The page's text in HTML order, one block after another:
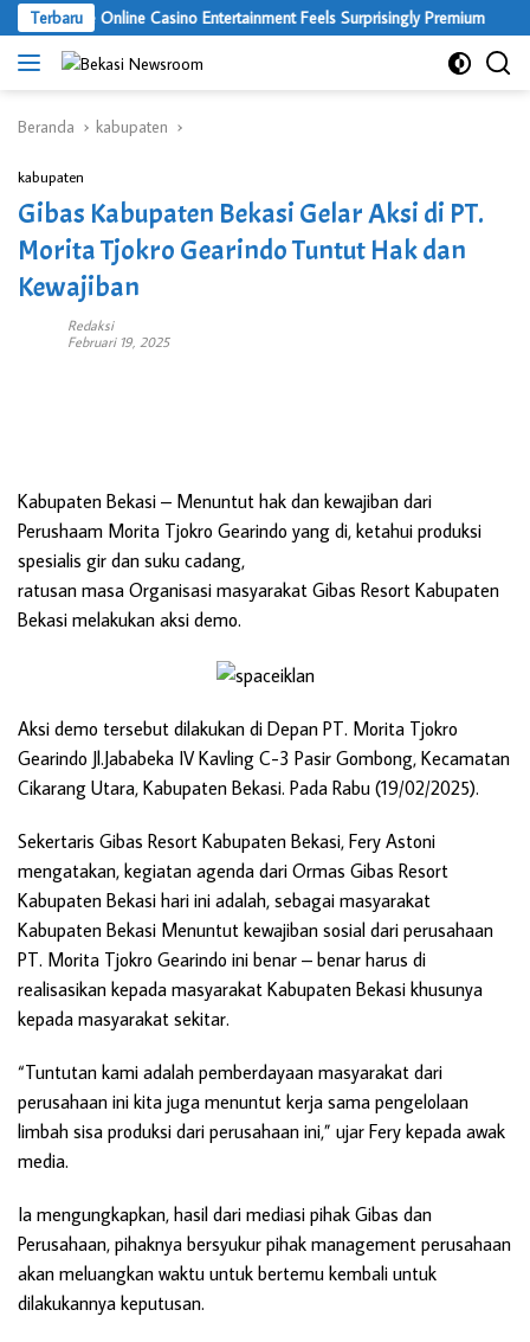
Langsung
ke
konten
Terbaru
Where Online Casino Entertainment Feels Surprisingly Premium
Beranda kabupaten
kabupaten
Gibas Kabupaten Bekasi Gelar Aksi di PT.
Morita Tjokro Gearindo Tuntut Hak dan
Kewajiban
Redaksi
Februari 19, 2025
Kabupaten Bekasi – Menuntut hak dan kewajiban dari
Perushaam Morita Tjokro Gearindo yang di, ketahui produksi
spesialis gir dan suku cadang,
ratusan masa Organisasi masyarakat Gibas Resort Kabupaten
Bekasi melakukan aksi demo.
Aksi demo tersebut dilakukan di Depan PT. Morita Tjokro
Gearindo Jl.Jababeka IV Kavling C-3 Pasir Gombong, Kecamatan
Cikarang Utara, Kabupaten Bekasi. Pada Rabu (19/02/2025).
Sekertaris Gibas Resort Kabupaten Bekasi, Fery Astoni
mengatakan, kegiatan agenda dari Ormas Gibas Resort
Kabupaten Bekasi hari ini adalah, sebagai masyarakat
Kabupaten Bekasi Menuntut kewajiban sosial dari perusahaan
PT. Morita Tjokro Gearindo ini benar – benar harus di
realisasikan kepada masyarakat Kabupaten Bekasi khusunya
kepada masyarakat sekitar.
“Tuntutan kami adalah pemberdayaan masyarakat dari
perusahaan ini kita juga menuntut kerja sama pengelolaan
limbah sisa produksi dari perusahaan ini,” ujar Fery kepada awak
media.
Ia mengungkapkan, hasil dari mediasi pihak Gibas dan
Perusahaan, pihaknya bersyukur pihak management perusahaan
akan meluangkan waktu untuk bertemu kembali untuk
dilakukannya keputusan.